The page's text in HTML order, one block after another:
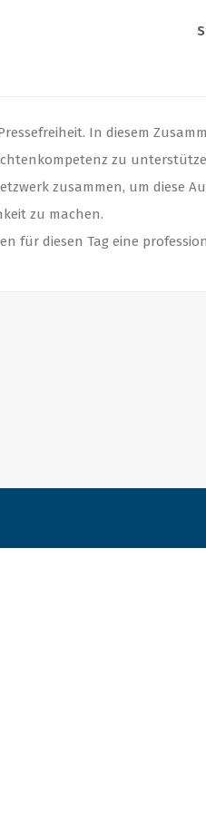
In diesem
zu
zusammen, um diese
zu machen.
für diesen Tag eine